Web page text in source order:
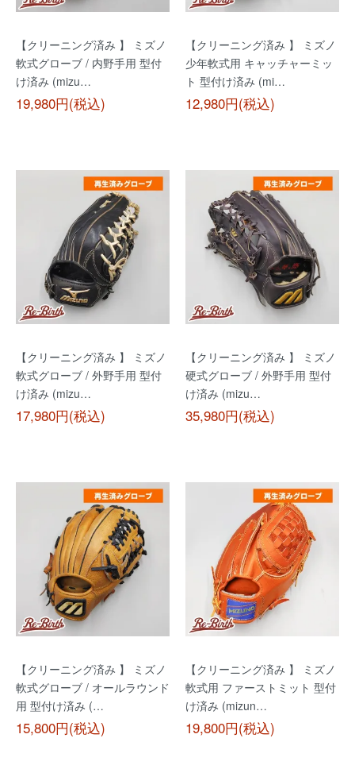
【クリーニング済み 】 ミズノ
軟式グローブ / 内野手用 型付
け済み (mizu…
19,980円(税込)
【クリーニング済み 】 ミズノ
少年軟式用 キャッチャーミッ
ト 型付け済み (mi…
12,980円(税込)
【クリーニング済み 】 ミズノ
軟式グローブ / 外野手用 型付
け済み (mizu…
17,980円(税込)
【クリーニング済み 】 ミズノ
硬式グローブ / 外野手用 型付
け済み (mizu…
35,980円(税込)
【クリーニング済み 】 ミズノ
軟式グローブ / オールラウンド
用 型付け済み (…
15,800円(税込)
【クリーニング済み 】 ミズノ
軟式用 ファーストミット 型付
け済み (mizun…
19,800円(税込)